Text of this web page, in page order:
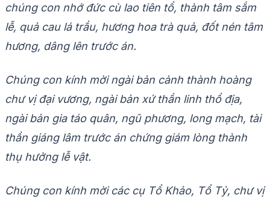
chúng con nhớ đức cù lao tiên tổ, thành tâm sắm
lễ, quả cau lá trầu, hương hoa trà quả, đốt nén tâm
hương, dâng lên trước án.
Chúng con kính mời ngài bản cảnh thành hoàng
chư vị đại vương, ngài bản xứ thần linh thổ địa,
ngài bản gia táo quân, ngũ phương, long mạch, tài
thần giáng lâm trước án chứng giám lòng thành
thụ hưởng lễ vật.
Chúng con kính mời các cụ Tổ Khảo, Tổ Tỷ, chư vị